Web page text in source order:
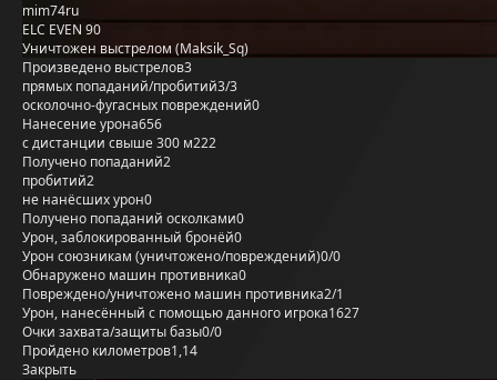
mim74ru
ELC EVEN 90
Уничтожен выстрелом (Maksik_Sq)
Произведено выстрелов3
прямых попаданий/пробитий3/3
осколочно-фугасных повреждений0
Нанесение урона656
с дистанции свыше 300 м222
Получено попаданий2
пробитий2
не нанёсших урон0
Получено попаданий осколками0
Урон, заблокированный бронёй0
Урон союзникам (уничтожено/повреждений)0/0
Обнаружено машин противника0
Повреждено/уничтожено машин противника2/1
Урон, нанесённый с помощью данного игрока1627
Очки захвата/защиты базы0/0
Пройдено километров1,14
Закрыть